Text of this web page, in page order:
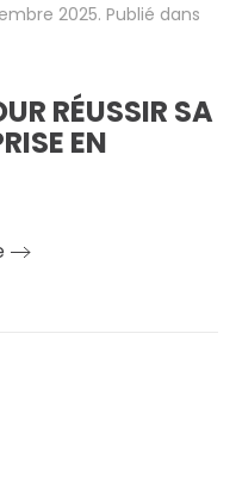
2025. Publié dans
RÉUSSIR SA
EN